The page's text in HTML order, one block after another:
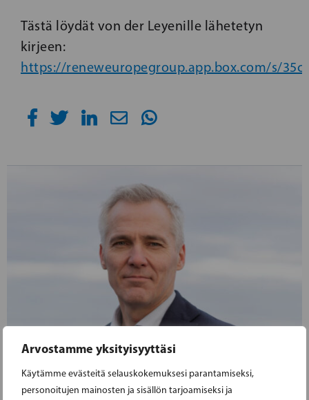
Arvostamme yksityisyyttäsi
Käytämme evästeitä selauskokemuksesi parantamiseksi,
personoitujen mainosten ja sisällön tarjoamiseksi ja
Tästä löydät von der Leyenille lähetetyn
kirjeen:
https://reneweuropegroup.app.box.com/s/